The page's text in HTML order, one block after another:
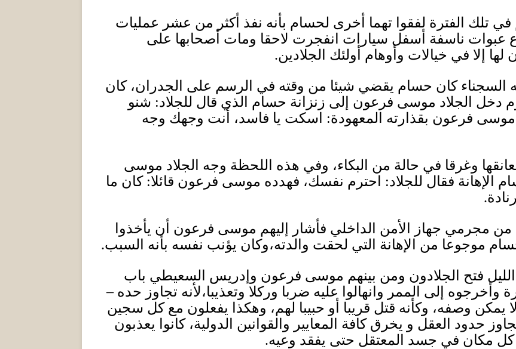
تلك الفترة لفقوا تهما أخرى لحسام بأنه نفذ أكثر من عشر عمليات
عبوات ناسفة أسفل سيارات انفجرت لاحقا ومات أصحابها على
إلا في خيالات وأوهام أولئك الجلادين.
السجناء كان حسام يقضي شيئا من وقته في الرسم على الجدران، كان
دخل الجلاد موسى فرعون إلى زنزانة حسام الذي قال للجلاد: شنو
فرعون بقذارته المعهودة:
اسكت يا فاسد، أنت وجهك وجه
وغرقا في حالة من البكاء، وفي هذه اللحظة وجه الجلاد موسى
الإهانة فقال للجلاد: احترم نفسك، فهدده موسى فرعون قائلا:كان ما
.
مجرمي جهاز الأمن الداخلي فأشار إليهم موسى فرعون أن يأخذوا
موجوعا من الإهانة التي لحقت والدته،وكان يؤنب نفسه بأنه السبب.
فتح الجلادون ومن بينهم موسى فرعون وإدريس السعيطي باب
وأخرجوه إلى الممر وانهالوا عليه ضربا وركلا وتعذيبا،لأنه تجاوز حده –
لا يمكن وصفه، وكأنه قتل قريبا أو حبيبا لهم، وهكذا يفعلون مع كل سجين
حدود العقل و يخرق كافة المعايير والقوانين الدولية، كانوا يعذبون
كل مكان في جسد المعتقل حتى يفقد وعيه.